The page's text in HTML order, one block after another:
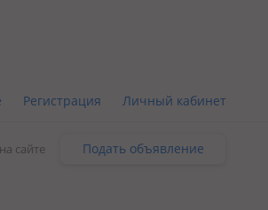
Регистрация Личный кабинет
сайте Подать объявление